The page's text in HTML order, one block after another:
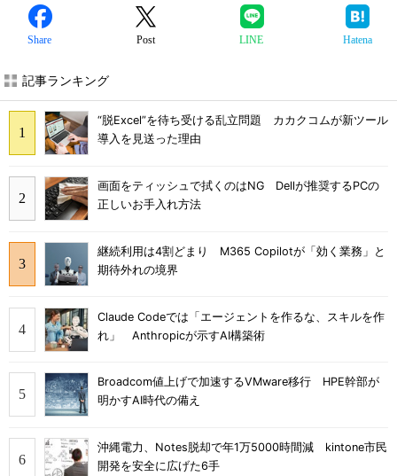
Share Post LINE Hatena
記事ランキング
“脱Excel”を待ち受ける乱立問題 カカクコムが新ツール
導入を見送った理由
画面をティッシュで拭くのはNG Dellが推奨するPCの
正しいお手入れ方法
継続利用は4割どまり M365 Copilotが「効く業務」と
期待外れの境界
Claude Codeでは「エージェントを作るな、スキルを作
れ」 Anthropicが示すAI構築術
Broadcom値上げで加速するVMware移行 HPE幹部が
明かすAI時代の備え
沖縄電力、Notes脱却で年1万5000時間減 kintone市民
開発を安全に広げた6手